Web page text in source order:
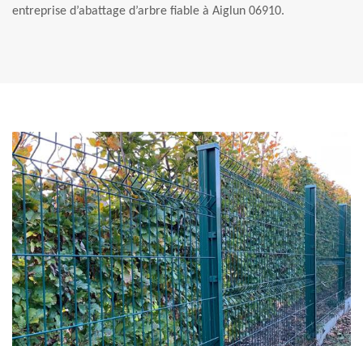
entreprise d’abattage d’arbre fiable à Aiglun 06910.